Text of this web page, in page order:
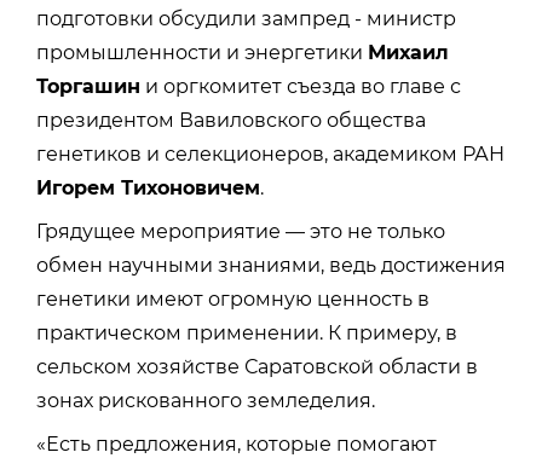
подготовки обсудили зампред - министр
промышленности и энергетики Михаил
Торгашин и оргкомитет съезда во главе с
президентом Вавиловского общества
генетиков и селекционеров, академиком РАН
Игорем Тихоновичем.
Грядущее мероприятие — это не только
обмен научными знаниями, ведь достижения
генетики имеют огромную ценность в
практическом применении. К примеру, в
сельском хозяйстве Саратовской области в
зонах рискованного земледелия.
«Есть предложения, которые помогают